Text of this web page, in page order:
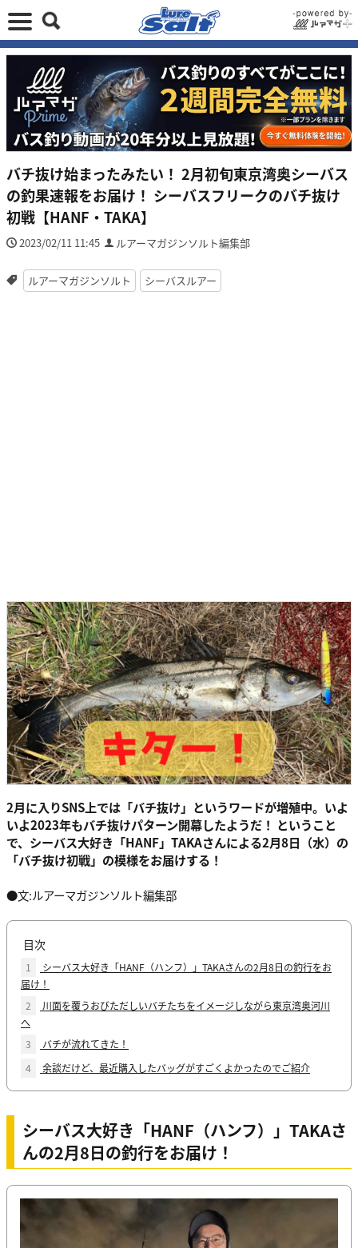
バチ抜け始まったみたい！ 2月初旬東京湾奥シーバス
の釣果速報をお届け！ シーバスフリークのバチ抜け
初戦【HANF・TAKA】
2023/02/11 11:45 ルアーマガジンソルト編集部
ルアーマガジンソルト シーバスルアー
2月に入りSNS上では「バチ抜け」というワードが増殖中。いよ
いよ2023年もバチ抜けパターン開幕したようだ！ ということ
で、シーバス大好き「HANF」TAKAさんによる2月8日（水）の
「バチ抜け初戦」の模様をお届けする！
●文:ルアーマガジンソルト編集部
目次
1
シーバス大好き「HANF（ハンフ）」TAKAさんの2月8日の釣行をお
届け！
2
川面を覆うおびただしいバチたちをイメージしながら東京湾奥河川
へ
3
バチが流れてきた！
4
余談だけど、最近購入したバッグがすごくよかったのでご紹介
シーバス大好き「HANF（ハンフ）」TAKAさ
んの2月8日の釣行をお届け！